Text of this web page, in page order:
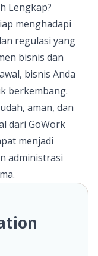
Lengkap?
menghadapi
regulasi yang
bisnis dan
bisnis Anda
berkembang.
aman, dan
dari GoWork
menjadi
administrasi